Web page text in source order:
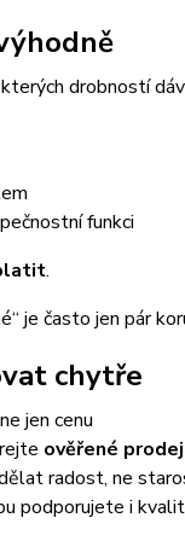
drobností
funkci
.
je často jen pár
chytře
jen cenu
ověřené
radost, ne
podporujete i